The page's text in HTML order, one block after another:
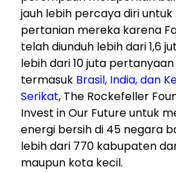
jauh lebih percaya diri
pertanian mereka karena
telah diunduh lebih dari 1,6
lebih dari 10 juta
termasuk Brasil, India, dan
Serikat, The Rockefeller
Invest in Our Future untuk
energi bersih di 45 negara
lebih dari 770 kabupaten
maupun kota kecil.